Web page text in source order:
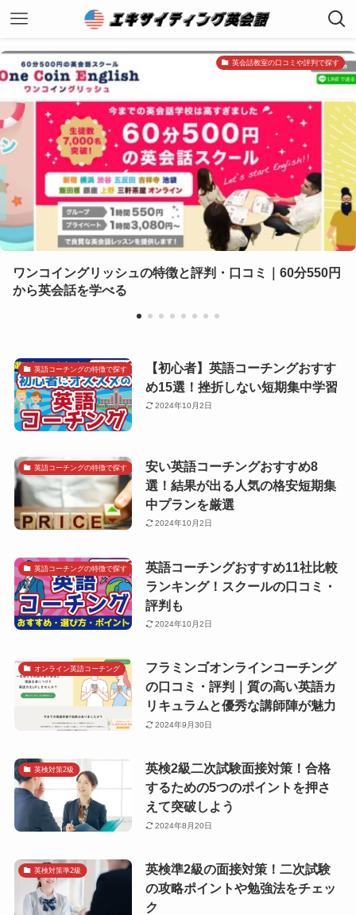
英会話教室の口コミや評判で探す
コイングリッシュの特徴と評判・口コミ｜60分550円
英会話を学べる
英語コーチングの特徴で探す
【初心者】英語コーチングおすす
め15選！挫折しない短期集中学習
2024年10月2日
英語コーチングの特徴で探す
安い英語コーチングおすすめ8
選！結果が出る人気の格安短期集
中プランを厳選
2024年10月2日
英語コーチングの特徴で探す
英語コーチングおすすめ11社比較
ランキング！スクールの口コミ・
評判も
2024年10月2日
オンライン英語コーチング
フラミンゴオンラインコーチング
の口コミ・評判｜質の高い英語カ
リキュラムと優秀な講師陣が魅力
2024年9月30日
英検対策2級
英検2級二次試験面接対策！合格
するための5つのポイントを押さ
えて突破しよう
2024年8月20日
英検対策準2級
英検準2級の面接対策！二次試験
の攻略ポイントや勉強法をチェッ
ク